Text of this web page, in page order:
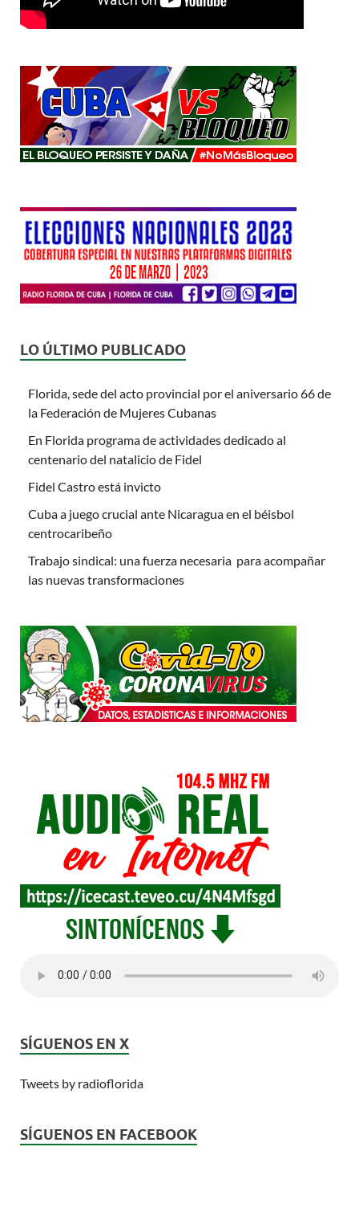
LO ÚLTIMO PUBLICADO
Florida, sede del acto provincial por el aniversario 66 de
la Federación de Mujeres Cubanas
En Florida programa de actividades dedicado al
centenario del natalicio de Fidel
Fidel Castro está invicto
Cuba a juego crucial ante Nicaragua en el béisbol
centrocaribeño
Trabajo sindical: una fuerza necesaria para acompañar
las nuevas transformaciones
SÍGUENOS EN X
Tweets by radioflorida
SÍGUENOS EN FACEBOOK